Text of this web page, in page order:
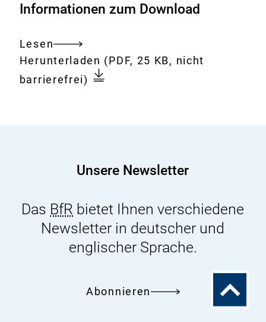
Informationen zum Download
Lesen
Gesamtes
Dokument
Download:
Herunterladen Parkinson-
Krankheit
(PDF, 25 KB, nicht
barrierefrei)
Unsere Newsletter
Das BfR bietet Ihnen verschiedene
Newsletter in deutscher und
englischer Sprache.
Abonnieren
Zum